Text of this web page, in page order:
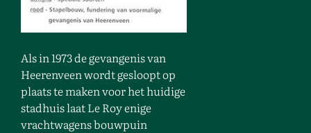
Als in 1973 de gevangenis van
Heerenveen wordt gesloopt op
plaats te maken voor het huidige
stadhuis laat Le Roy enige
vrachtwagens bouwpuin